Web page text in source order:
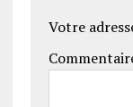
Votre